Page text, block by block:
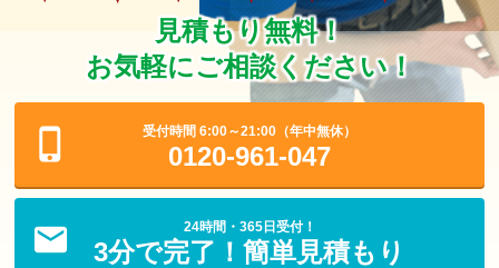
見積もり無料！
お気軽にご相談ください！
受付時間 6:00～21:00（年中無休）
0120-961-047
24時間・365日受付！
3分で完了！簡単見積もり